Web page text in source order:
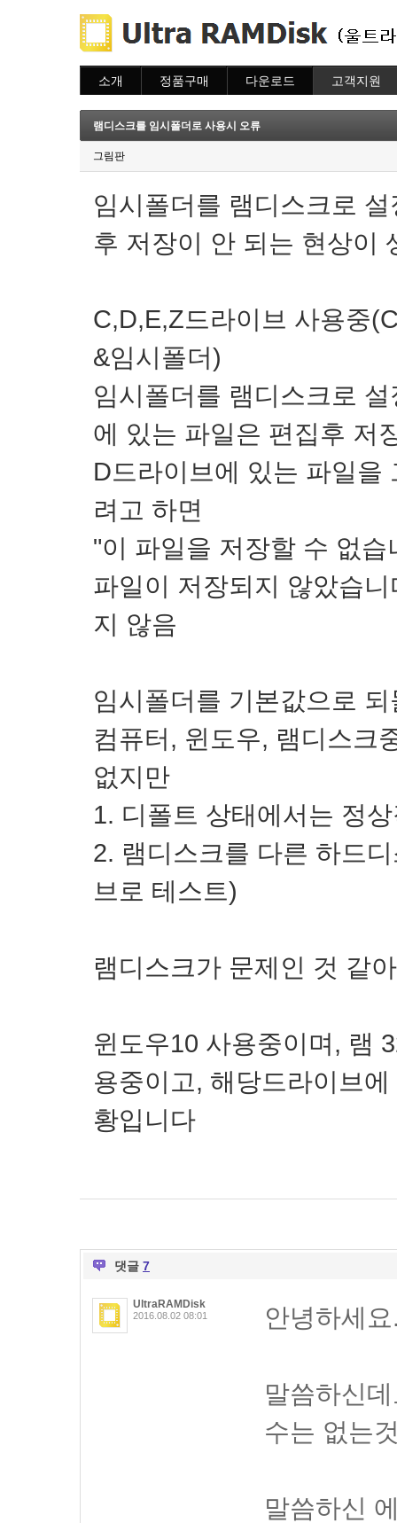
소개 정품구매
주문조회
이용안내
다운로드 고객지원
질문하기
램디스크를 임시폴더로 사용시 오류
그림판
임시폴더를 램디스크로
후 저장이 안 되는 현상이
C,D,E,Z드라이브 사용중
&임시폴더)
임시폴더를 램디스크로
에 있는 파일은 편집후 저
D드라이브에 있는 파일을
려고 하면
"이 파일을 저장할 수 없
파일이 저장되지 않았습
지 않음
임시폴더를 기본값으로
컴퓨터, 윈도우, 램디스크
없지만
1. 디폴트 상태에서는 정
2. 램디스크를 다른 하드
브로 테스트)
램디스크가 문제인 것 같
윈도우10 사용중이며, 램
용중이고, 해당드라이브
황입니다
댓글 7
UltraRAMDisk
2016.08.02 08:01 안녕하세
말씀하신
수는 없는
말씀하신